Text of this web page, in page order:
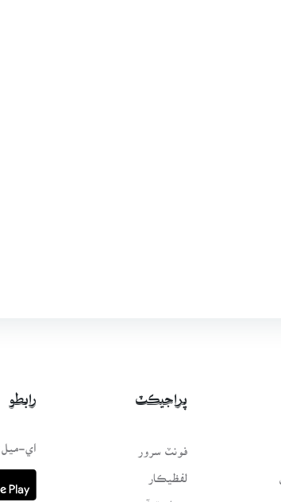
پراجيڪٽ
فونٽ سرور
لفظيڪار
پيغامِ قرآن
رابطو
اي-ميل: